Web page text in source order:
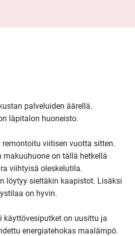
palveluiden äärellä.
läpitalon huoneisto.
viitisen vuotta sitten.
makuuhuone on tällä hetkellä
viihtyisä oleskelutila.
löytyy sieltäkin kaapistot. Lisäksi
on hyvin.
käyttövesiputket on uusittu ja
energiatehokas maalämpö.